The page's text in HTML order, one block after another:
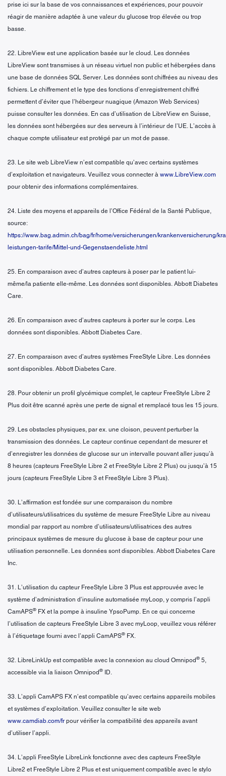
prise ici sur la base de vos connaissances et expériences, pour pouvoir
réagir de manière adaptée à une valeur du glucose trop élevée ou trop
basse.
22. LibreView est une application basée sur le cloud. Les données
LibreView sont transmises à un réseau virtuel non public et hébergées dans
une base de données SQL Server. Les données sont chiffrées au niveau des
fichiers. Le chiffrement et le type des fonctions d’enregistrement chiffré
permettent d’éviter que l’hébergeur nuagique (Amazon Web Services)
puisse consulter les données. En cas d’utilisation de LibreView en Suisse,
les données sont hébergées sur des serveurs à l’intérieur de l’UE. L’accès à
chaque compte utilisateur est protégé par un mot de passe.
23. Le site web LibreView n’est compatible qu’avec certains systèmes
d’exploitation et navigateurs. Veuillez vous connecter à www.LibreView.com
pour obtenir des informations complémentaires.
24. Liste des moyens et appareils de l’Office Fédéral de la Santé Publique,
source:
https://www.bag.admin.ch/bag/fr/home/versicherungen/krankenversicherung/
leistungen-tarife/Mittel-und-Gegenstaendeliste.html
25. En comparaison avec d’autres capteurs à poser par le patient lui-
même/la patiente elle-même. Les données sont disponibles. Abbott Diabetes
Care.
26. En comparaison avec d’autres capteurs à porter sur le corps. Les
données sont disponibles. Abbott Diabetes Care.
27. En comparaison avec d’autres systèmes FreeStyle Libre. Les données
sont disponibles. Abbott Diabetes Care.
28. Pour obtenir un profil glycémique complet, le capteur FreeStyle Libre 2
Plus doit être scanné après une perte de signal et remplacé tous les 15 jours.
29. Les obstacles physiques, par ex. une cloison, peuvent perturber la
transmission des données. Le capteur continue cependant de mesurer et
d’enregistrer les données de glucose sur un intervalle pouvant aller jusqu’à
8 heures (capteurs FreeStyle Libre 2 et FreeStyle Libre 2 Plus) ou jusqu’à 15
jours (capteurs FreeStyle Libre 3 et FreeStyle Libre 3 Plus).
30. L’affirmation est fondée sur une comparaison du nombre
d’utilisateurs/utilisatrices du système de mesure FreeStyle Libre au niveau
mondial par rapport au nombre d’utilisateurs/utilisatrices des autres
principaux systèmes de mesure du glucose à base de capteur pour une
utilisation personnelle. Les données sont disponibles. Abbott Diabetes Care
Inc.
31. L’utilisation du capteur FreeStyle Libre 3 Plus est approuvée avec le
système d’administration d’insuline automatisée myLoop, y compris l’appli
CamAPS® FX et la pompe à insuline YpsoPump. En ce qui concerne
l’utilisation de capteurs FreeStyle Libre 3 avec myLoop, veuillez vous référer
à l’étiquetage fourni avec l’appli CamAPS® FX.
32. LibreLinkUp est compatible avec la connexion au cloud Omnipod® 5,
accessible via la liaison Omnipod® ID.
33. L’appli CamAPS FX n’est compatible qu’avec certains appareils mobiles
et systèmes d’exploitation. Veuillez consulter le site web
www.camdiab.com/fr pour vérifier la compatibilité des appareils avant
d’utiliser l’appli.
34. L’appli FreeStyle LibreLink fonctionne avec des capteurs FreeStyle
Libre2 et FreeStyle Libre 2 Plus et est uniquement compatible avec le stylo